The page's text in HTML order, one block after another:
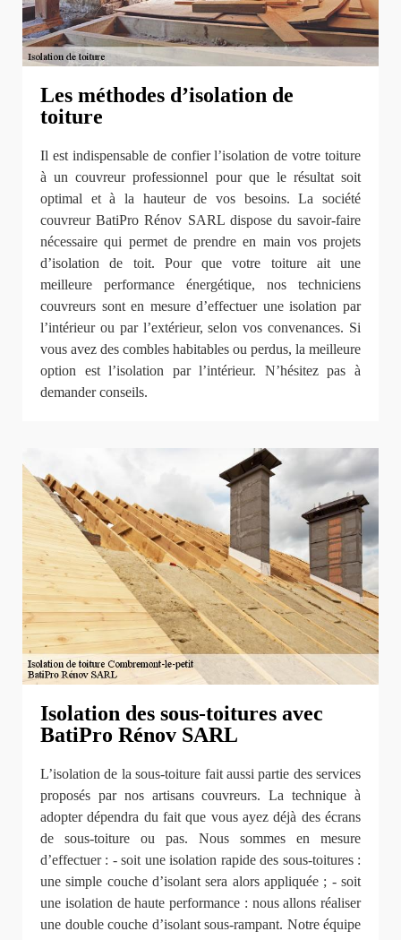
Les méthodes d’isolation de
toiture
Il est indispensable de confier l’isolation de votre toiture
à un couvreur professionnel pour que le résultat soit
optimal et à la hauteur de vos besoins. La société
couvreur BatiPro Rénov SARL dispose du savoir-faire
nécessaire qui permet de prendre en main vos projets
d’isolation de toit. Pour que votre toiture ait une
meilleure performance énergétique, nos techniciens
couvreurs sont en mesure d’effectuer une isolation par
l’intérieur ou par l’extérieur, selon vos convenances. Si
vous avez des combles habitables ou perdus, la meilleure
option est l’isolation par l’intérieur. N’hésitez pas à
demander conseils.
Isolation des sous-toitures avec
BatiPro Rénov SARL
L’isolation de la sous-toiture fait aussi partie des services
proposés par nos artisans couvreurs. La technique à
adopter dépendra du fait que vous ayez déjà des écrans
de sous-toiture ou pas. Nous sommes en mesure
d’effectuer : - soit une isolation rapide des sous-toitures :
une simple couche d’isolant sera alors appliquée ; - soit
une isolation de haute performance : nous allons réaliser
une double couche d’isolant sous-rampant. Notre équipe